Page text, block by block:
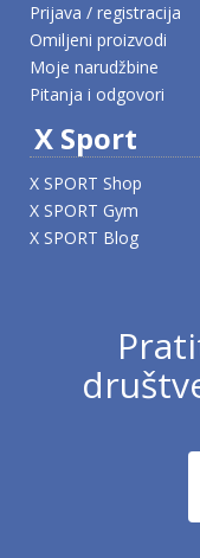
Prijava / registracija
Omiljeni proizvodi
Moje narudžbine
Pitanja i odgovori
X Sport
X SPORT Shop
X SPORT Gym
X SPORT Blog